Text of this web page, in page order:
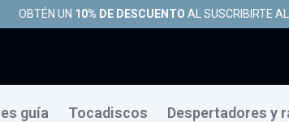
OBTÉN UN 10% DE DESCUENTO AL SUSCRIBIRTE
guía Tocadiscos Despertadores y